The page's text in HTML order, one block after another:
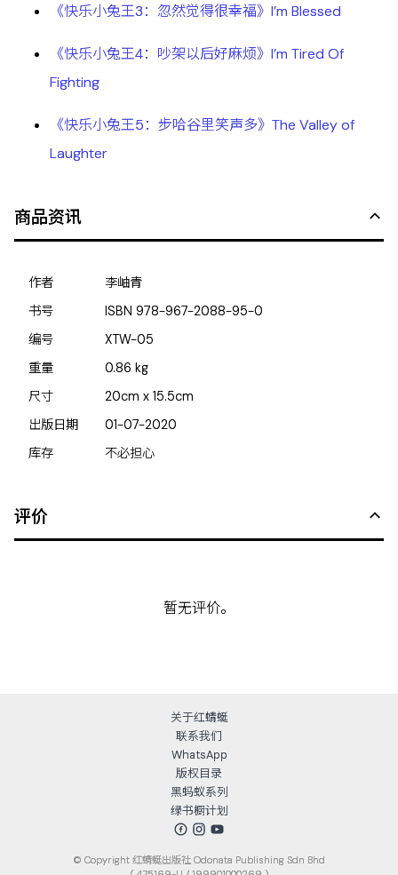
《快乐小兔王3：忽然觉得很幸福》I’m Blessed
《快乐小兔王4：吵架以后好麻烦》I’m Tired Of
Fighting
《快乐小兔王5：步哈谷里笑声多》The Valley of
Laughter
商品资讯
作者
李岫青
书号
ISBN978-967-2088-95-0
编号
XTW-05
重量
0.86 kg
尺寸
20cm x 15.5cm
出版日期
01-07-2020
库存
不必担心
评价
暂无评价。
关于红蜻蜓
联系我们
WhatsApp
版权目录
黑蚂蚁系列
绿书橱计划
© Copyright 红蜻蜓出版社 Odonata Publishing Sdn Bhd